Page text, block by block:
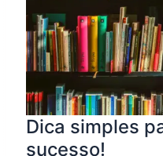
Dica simples
sucesso!